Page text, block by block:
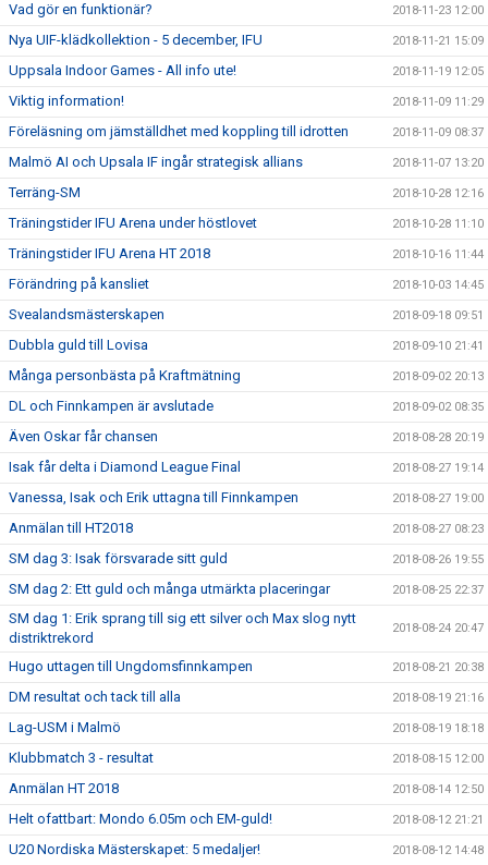
Vad gör en funktionär? 2018-11-23 12:00
Nya UIF-klädkollektion - 5 december, IFU 2018-11-21 15:09
Uppsala Indoor Games - All info ute! 2018-11-19 12:05
Viktig information! 2018-11-09 11:29
Föreläsning om jämställdhet med koppling till idrotten 2018-11-09 08:37
Malmö AI och Upsala IF ingår strategisk allians 2018-11-07 13:20
Terräng-SM 2018-10-28 12:16
Träningstider IFU Arena under höstlovet 2018-10-28 11:10
Träningstider IFU Arena HT 2018 2018-10-16 11:44
Förändring på kansliet 2018-10-03 14:45
Svealandsmästerskapen 2018-09-18 09:51
Dubbla guld till Lovisa 2018-09-10 21:41
Många personbästa på Kraftmätning 2018-09-02 20:13
DL och Finnkampen är avslutade 2018-09-02 08:35
Även Oskar får chansen 2018-08-28 20:19
Isak får delta i Diamond League Final 2018-08-27 19:14
Vanessa, Isak och Erik uttagna till Finnkampen 2018-08-27 19:00
Anmälan till HT2018 2018-08-27 08:23
SM dag 3: Isak försvarade sitt guld 2018-08-26 19:55
SM dag 2: Ett guld och många utmärkta placeringar 2018-08-25 22:37
SM dag 1: Erik sprang till sig ett silver och Max slog nytt
distriktrekord
2018-08-24 20:47
Hugo uttagen till Ungdomsfinnkampen 2018-08-21 20:38
DM resultat och tack till alla 2018-08-19 21:16
Lag-USM i Malmö 2018-08-19 18:18
Klubbmatch 3 - resultat 2018-08-15 12:00
Anmälan HT 2018 2018-08-14 12:50
Helt ofattbart: Mondo 6.05m och EM-guld! 2018-08-12 21:21
U20 Nordiska Mästerskapet: 5 medaljer! 2018-08-12 14:48